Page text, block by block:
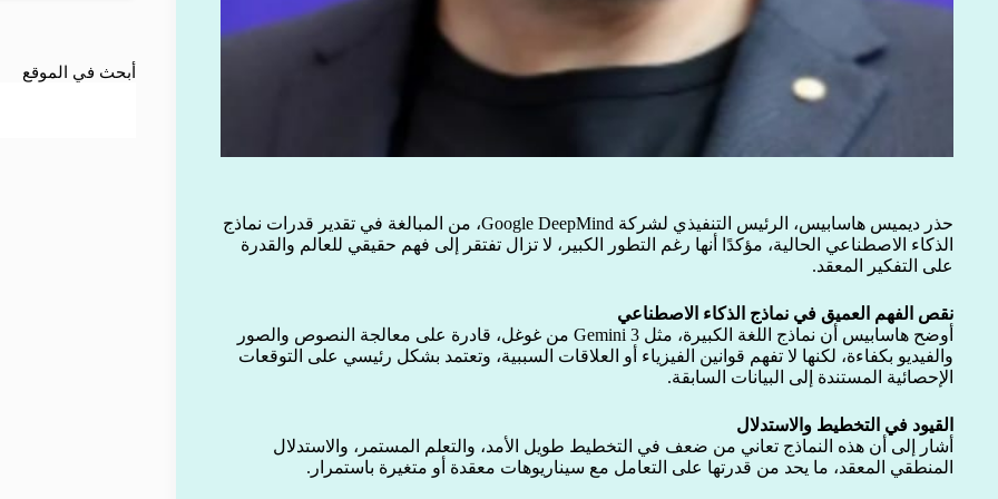
حذر ديميس هاسابيس، الرئيس التنفيذي لشركة Google DeepMind، من المبالغة في تقدير قدرات نماذج
الذكاء الاصطناعي الحالية، مؤكدًا أنها رغم التطور الكبير، لا تزال تفتقر إلى فهم حقيقي للعالم والقدرة
على التفكير المعقد.
نقص الفهم العميق في نماذج الذكاء الاصطناعي
أوضح هاسابيس أن نماذج اللغة الكبيرة، مثل Gemini 3 من غوغل، قادرة على معالجة النصوص والصور
والفيديو بكفاءة، لكنها لا تفهم قوانين الفيزياء أو العلاقات السببية، وتعتمد بشكل رئيسي على التوقعات
الإحصائية المستندة إلى البيانات السابقة.
القيود في التخطيط والاستدلال
أشار إلى أن هذه النماذج تعاني من ضعف في التخطيط طويل الأمد، والتعلم المستمر، والاستدلال
المنطقي المعقد، ما يحد من قدرتها على التعامل مع سيناريوهات معقدة أو متغيرة باستمرار.
أبحث في الموقع